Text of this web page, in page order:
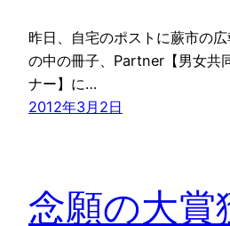
昨日、自宅のポストに蕨市の
の中の冊子、Partner【男女共
ナー】に…
2012年3月2日
念願の大賞